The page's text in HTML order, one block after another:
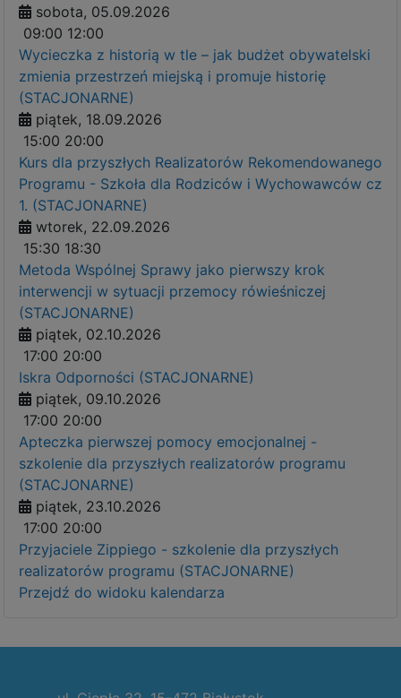
sobota, 05.09.2026
09:00 12:00
Wycieczka z historią w tle – jak budżet obywatelski
zmienia przestrzeń miejską i promuje historię
(STACJONARNE)
piątek, 18.09.2026
15:00 20:00
Kurs dla przyszłych Realizatorów Rekomendowanego
Programu - Szkoła dla Rodziców i Wychowawców cz
1. (STACJONARNE)
wtorek, 22.09.2026
15:30 18:30
Metoda Wspólnej Sprawy jako pierwszy krok
interwencji w sytuacji przemocy rówieśniczej
(STACJONARNE)
piątek, 02.10.2026
17:00 20:00
Iskra Odporności (STACJONARNE)
piątek, 09.10.2026
17:00 20:00
Apteczka pierwszej pomocy emocjonalnej -
szkolenie dla przyszłych realizatorów programu
(STACJONARNE)
piątek, 23.10.2026
17:00 20:00
Przyjaciele Zippiego - szkolenie dla przyszłych
realizatorów programu (STACJONARNE)
Przejdź do widoku kalendarza